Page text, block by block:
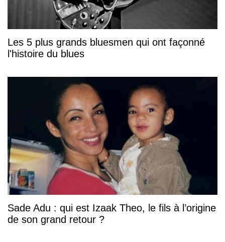
Les 5 plus grands bluesmen qui ont façonné
l'histoire du blues
Sade Adu : qui est Izaak Theo, le fils à l’origine
de son grand retour ?